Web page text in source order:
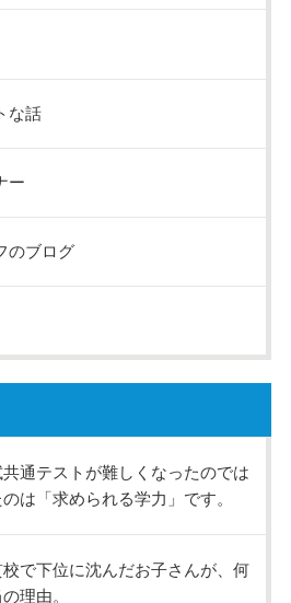
な話
ー
のブログ
通テストが難しくなったのでは
は「求められる学力」です。
で下位に沈んだお子さんが、何
理由。